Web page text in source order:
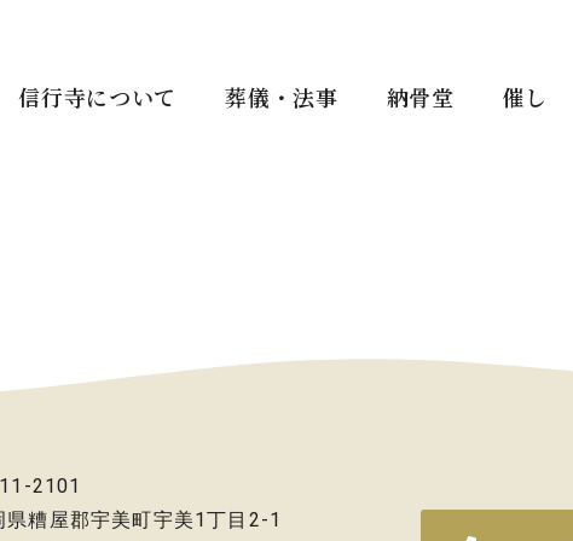
信行寺について 葬儀・法事 納骨堂 催し
2101
県糟屋郡宇美町宇美1丁目2-1